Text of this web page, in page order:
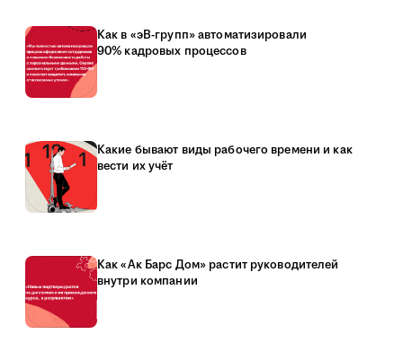
Как в «эВ-групп» автоматизировали
90% кадровых процессов
Какие бывают виды рабочего времени и как
вести их учёт
Как «Ак Барс Дом» растит руководителей
внутри компании